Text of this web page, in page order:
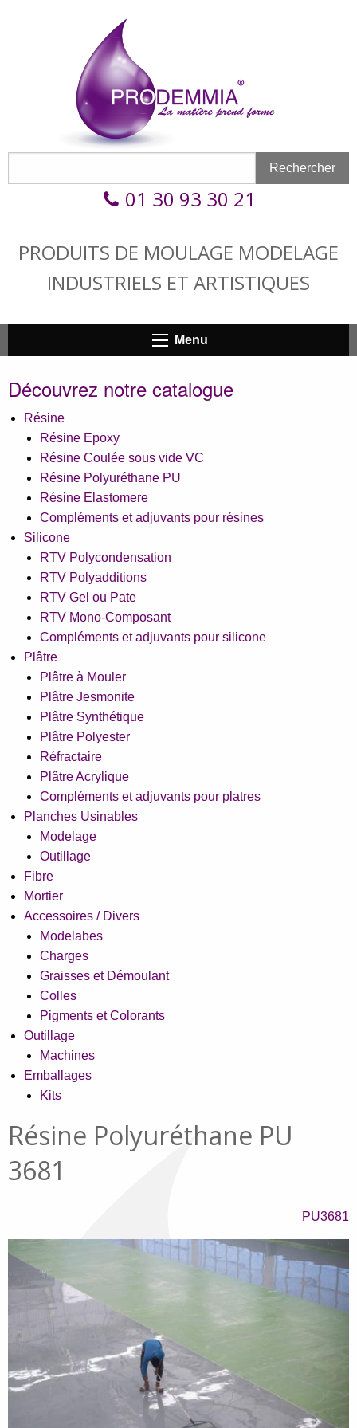
Rechercher
01 30 93 30 21
PRODUITS DE MOULAGE MODELAGE
INDUSTRIELS ET ARTISTIQUES
Menu
Découvrez notre catalogue
Résine
Résine Epoxy
Résine Coulée sous vide VC
Résine Polyuréthane PU
Résine Elastomere
Compléments et adjuvants pour résines
Silicone
RTV Polycondensation
RTV Polyadditions
RTV Gel ou Pate
RTV Mono-Composant
Compléments et adjuvants pour silicone
Plâtre
Plâtre à Mouler
Plâtre Jesmonite
Plâtre Synthétique
Plâtre Polyester
Réfractaire
Plâtre Acrylique
Compléments et adjuvants pour platres
Planches Usinables
Modelage
Outillage
Fibre
Mortier
Accessoires / Divers
Modelabes
Charges
Graisses et Démoulant
Colles
Pigments et Colorants
Outillage
Machines
Emballages
Kits
Résine Polyuréthane PU
3681
PU3681